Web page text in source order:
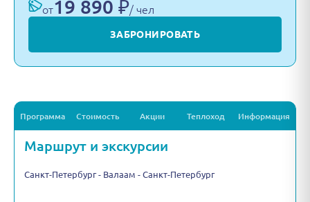
от19 890 ₽/ чел
ЗАБРОНИРОВАТЬ
Программа Стоимость Акции Теплоход Информация
Маршрут и экскурсии
Санкт-Петербург - Валаам - Санкт-Петербург